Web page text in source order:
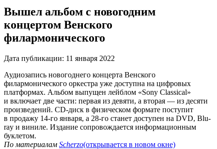
Вышел альбом с новогодним
концертом Венского
филармонического
Дата публикации: 11 января 2022
Аудиозапись новогоднего концерта Венского
филармонического оркестра уже доступна на цифровых
платформах. Альбом выпущен лейблом «Sony Classical»
и включает две части: первая из девяти, а вторая — из десяти
произведений. CD-диск в физическом формате поступит
в продажу 14-го января, а 28-го станет доступен на DVD, Blu-
ray и виниле. Издание сопровождается информационным
буклетом.
По материалам Scherzo(открывается в новом окне)